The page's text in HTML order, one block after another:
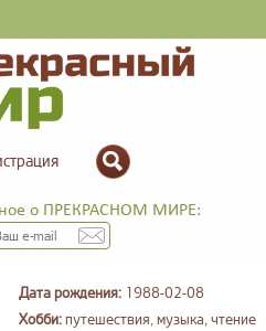
о ПРЕКРАСНОМ МИРЕ:
Дата рождения: 1988-02-08
Хобби:путешествия, музыка, чтение